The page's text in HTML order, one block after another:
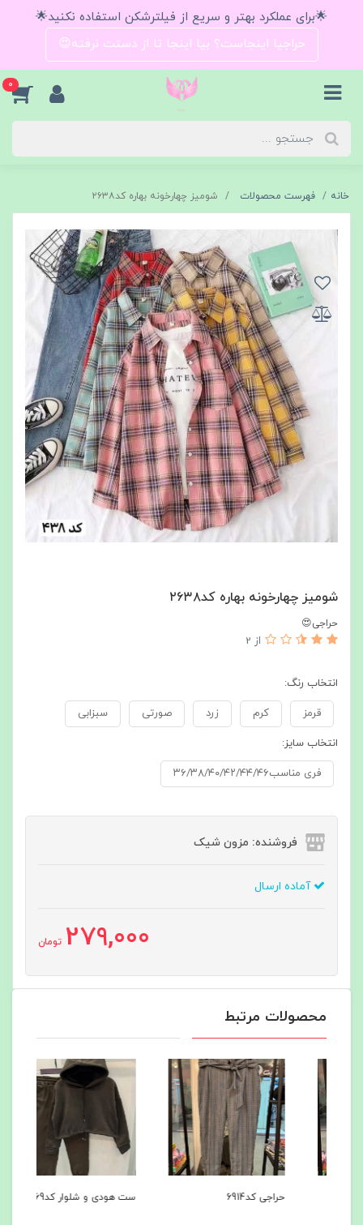
🌟برای عملکرد بهتر و سریع از فیلترشکن استفاده نکنید🌟
حراجیا اینجاست؟ بیا اینجا تا از دستت نرفته😍
0
خانه فهرست محصولات شومیز چهارخونه بهاره کد۲۶۳۸
شومیز چهارخونه بهاره کد۲۶۳۸
حراجی😍
از 2
انتخاب رنگ:
قرمز کرم زرد صورتی سبزابی
انتخاب سایز:
فری مناسب۳۶/۳۸/۴۰/۴۲/۴۴/۴۶
فروشنده: مزون شیک
آماده ارسال
279,000 تومان
محصولات مرتبط
حراجی کد6914 ست هودی و شلوار کد6869